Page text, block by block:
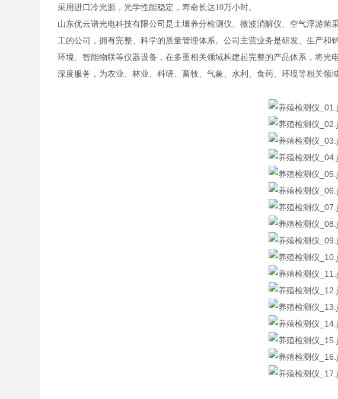
采用进口冷光源，光学性能稳定，寿命长达10万小时。
山东优云谱光电科技有限公司是土壤养分检测仪、微波消解仪、空气浮游
工的公司，拥有完整、科学的质量管理体系。公司主营业务是研发、生产和
环境、智能物联等仪器设备，在多重相关领域构建起完整的产品体系，将光
深度服务，为农业、林业、科研、畜牧、气象、水利、食药、环境等相关领